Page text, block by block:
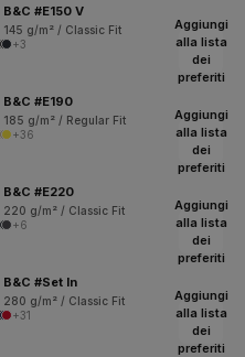
B&C #E150 V
145 g/m² / Classic Fit
+3
Aggiungi
alla lista
dei
preferiti
B&C #E190
185 g/m² / Regular Fit
+36
Aggiungi
alla lista
dei
preferiti
B&C #E220
220 g/m² / Classic Fit
+6
Aggiungi
alla lista
dei
preferiti
B&C #Set In
280 g/m² / Classic Fit
+31
Aggiungi
alla lista
dei
preferiti